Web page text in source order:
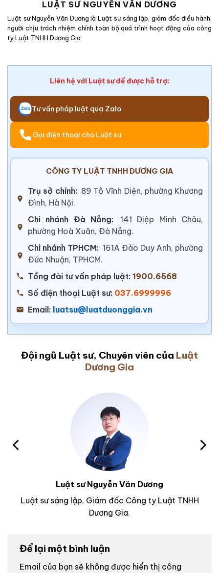
LUẬT SƯ NGUYỄN VĂN DƯƠNG
Luật sư Nguyễn Văn Dương là Luật sư sáng lập, giám đốc điều hành,
người chịu trách nhiệm chính toàn bộ quá trình hoạt động của công
ty Luật TNHH Dương Gia.
Liên hệ với Luật sư để được hỗ trợ:
Tư vấn pháp luật qua Zalo
Gọi điện thoại cho Luật sư
CÔNG TY LUẬT TNHH DƯƠNG GIA
Trụ sở chính: 89 Tô Vĩnh Diện, phường Khương
Đình, Hà Nội.
Chi nhánh Đà Nẵng:
141 Diệp Minh Châu,
phường Hoà Xuân, Đà Nẵng.
Chi nhánh TPHCM: 161A Đào Duy Anh, phường
Đức Nhuận, TPHCM.
Tổng đài tư vấn pháp luật: 1900.6568
Số điện thoại Luật sư: 037.6999996
Email: luatsu@luatduonggia.vn
Đội ngũ Luật sư, Chuyên viên của Luật
Dương Gia
Luật sư Nguyễn Văn Dương
Luật sư sáng lập, Giám đốc Công ty Luật TNHH
Dương Gia.
Để lại một bình luận
Email của bạn sẽ không được hiển thị công